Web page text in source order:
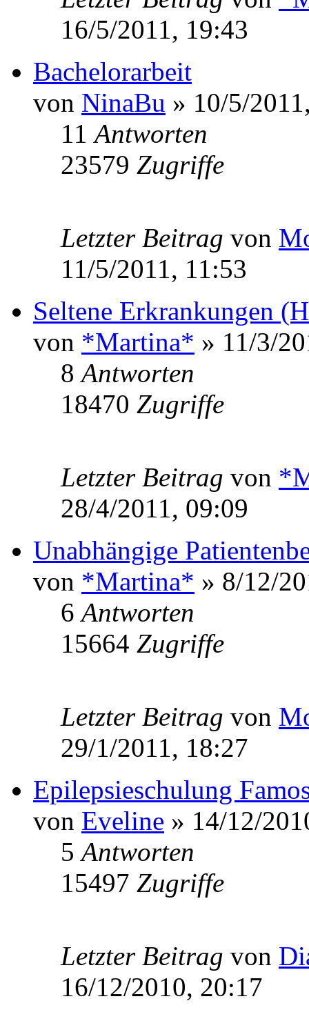
16/5/2011, 19:43
Bachelorarbeit
von NinaBu » 10/5/
11Antworten
23579 Zugriffe
Letzter Beitrag von
11/5/2011, 11:53
Seltene Erkrankungen
von *Martina* » 11/3/
8Antworten
18470 Zugriffe
Letzter Beitrag von
28/4/2011, 09:09
Unabhängige
von *Martina* » 8/12/
6Antworten
15664 Zugriffe
Letzter Beitrag von
29/1/2011, 18:27
Epilepsieschulung
von Eveline » 14/12/
5Antworten
15497 Zugriffe
Letzter Beitrag von
16/12/2010, 20:17